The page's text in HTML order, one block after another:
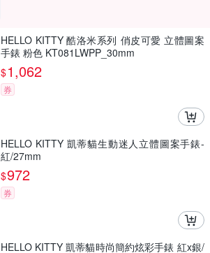
HELLO KITTY 酷洛米系列 俏皮可愛 立體圖案
手錶 粉色 KT081LWPP_30mm
$1,062
券
HELLO KITTY 凱蒂貓生動迷人立體圖案手錶-
紅/27mm
$972
券
HELLO KITTY 凱蒂貓時尚簡約炫彩手錶 紅x銀/